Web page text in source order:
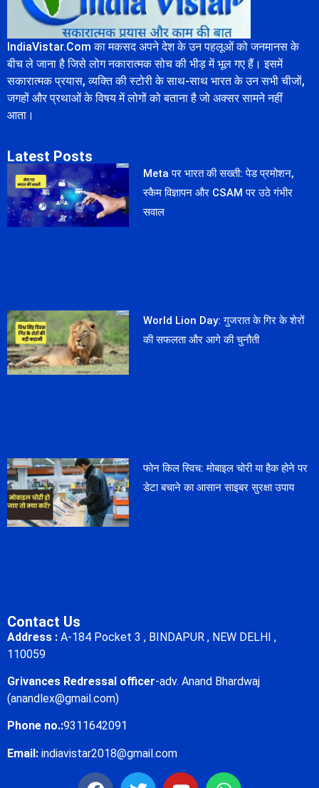
IndiaVistar.Com का मकसद अपने देश के उन पहलूओं को जनमानस के
बीच ले जाना है जिसे लोग नकारात्मक सोच की भीड़ में भूल गए हैं। इसमें
सकारात्मक प्रयास, व्यक्ति की स्टोरी के साथ-साथ भारत के उन सभी चीजों,
जगहों और प्रथाओं के विषय में लोगों को बताना है जो अक्सर सामने नहीं
आता।
Latest Posts
Meta पर भारत की सख्ती: पेड प्रमोशन,
स्कैम विज्ञापन और CSAM पर उठे गंभीर
सवाल
World Lion Day: गुजरात के गिर के शेरों
की सफलता और आगे की चुनौती
फोन किल स्विच: मोबाइल चोरी या हैक होने पर
डेटा बचाने का आसान साइबर सुरक्षा उपाय
Contact Us
Address : A-184 Pocket 3 , BINDAPUR , NEW DELHI ,
110059
Grivances Redressal officer-adv. Anand Bhardwaj
(anandlex@gmail.com)
Phone no.:9311642091
Email: indiavistar2018@gmail.com